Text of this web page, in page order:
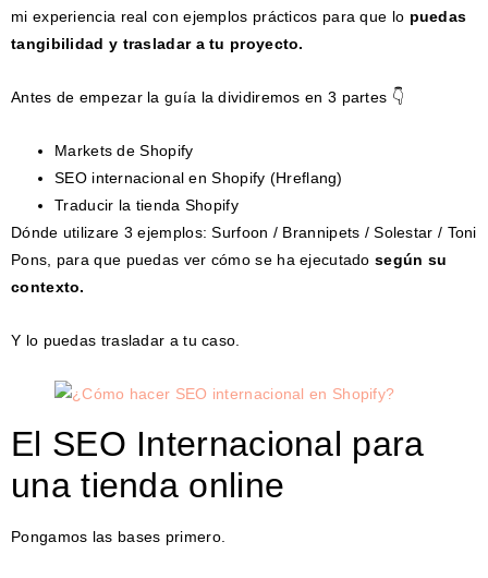
mi experiencia real con ejemplos prácticos para que lo puedas
tangibilidad y trasladar a tu proyecto.
Antes de empezar la guía la dividiremos en 3 partes 👇
Markets de Shopify
SEO internacional en Shopify (Hreflang)
Traducir la tienda Shopify
Dónde utilizare 3 ejemplos: Surfoon / Brannipets / Solestar / Toni
Pons, para que puedas ver cómo se ha ejecutadosegún su
contexto.
Y lo puedas trasladar a tu caso.
El SEO Internacional para
una tienda online
Pongamos las bases primero.